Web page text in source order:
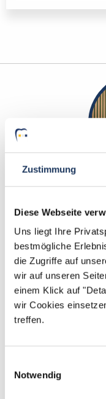
Zustimmung
Diese Webseite
Uns liegt Ihre
bestmögliche
die Zugriffe auf
wir auf unseren
einem Klick auf
wir Cookies
treffen.
Notwendig
Sarah Grützmacher
Ansprechpartnerin
Gerne helfe ich
einer
mich gerne, wenn
haben.
Jetzt zur
Tel.: +49 (0) 521 / 911